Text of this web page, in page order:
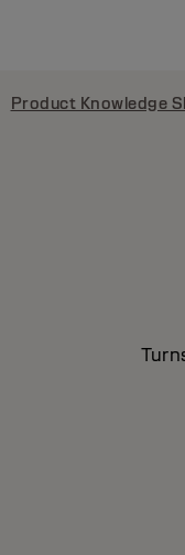
Product Knowledge